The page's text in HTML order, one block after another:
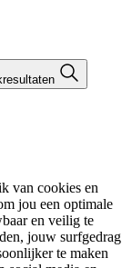
van cookies en
jou een optimale
en veilig te
jouw surfgedrag
te maken